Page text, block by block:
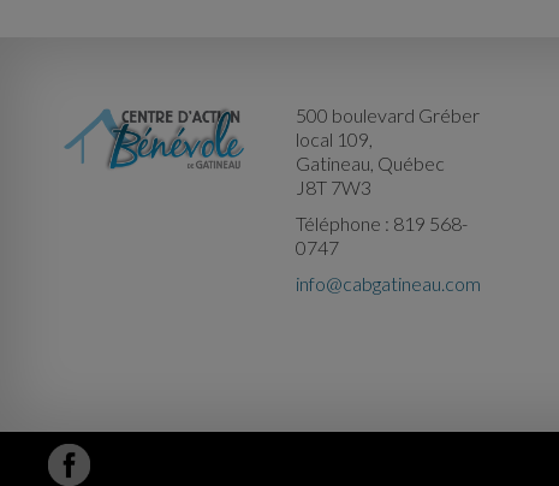
500 boulevard Gréber
local 109,
Gatineau, Québec
J8T 7W3
Téléphone : 819 568-
0747
info@cabgatineau.com